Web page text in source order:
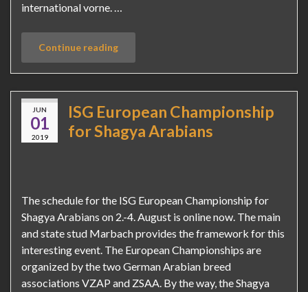
international vorne. …
Continue reading
JUN
01
2019
ISG European Championship
for Shagya Arabians
The schedule for the ISG European Championship for
Shagya Arabians on 2.-4. August is online now. The main
and state stud Marbach provides the framework for this
interesting event. The European Championships are
organized by the two German Arabian breed
associations VZAP and ZSAA. By the way, the Shagya